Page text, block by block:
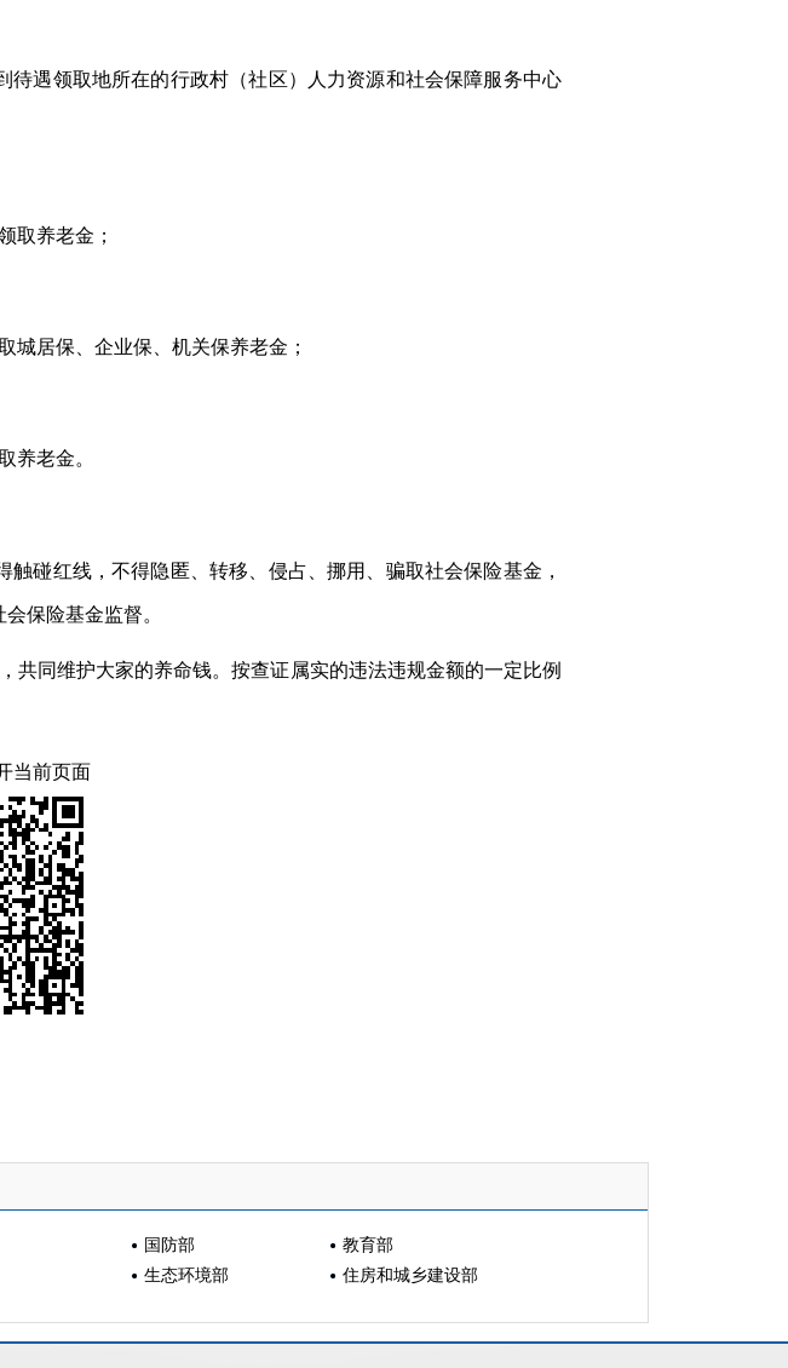
遇领取地所在的行政村（社区）人力资源和社会保障服务中心
取养老金；
城居保、企业保、机关保养老金；
养老金。
碰红线，不得隐匿、转移、侵占、挪用、骗取社会保险基金，
保险基金监督。
共同维护大家的养命钱。按查证属实的违法违规金额的一定比例
当前页面
国防部
教育部
生态环境部
住房和城乡建设部